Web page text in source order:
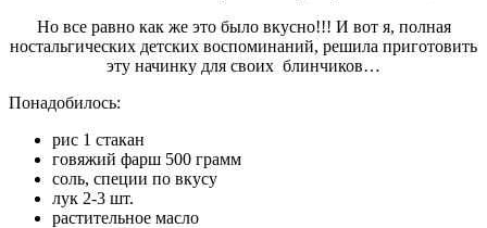
Но все равно как же это было вкусно!!! И вот я, полная
ностальгических детских воспоминаний, решила приготовить
эту начинку для своих блинчиков…
Понадобилось:
рис 1 стакан
говяжий фарш 500 грамм
соль, специи по вкусу
лук 2-3 шт.
растительное масло